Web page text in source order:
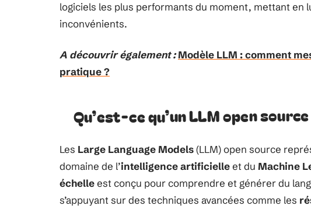
logiciels les plus performants du moment, mettant en
inconvénients.
A découvrir également : Modèle LLM : comment
pratique ?
Qu’est-ce qu’un LLM open
Les Large Language Models(LLM) open source
domaine de l’intelligence artificielleet du Machine
échelleest conçu pour comprendre et générer du
s’appuyant sur des techniques avancées comme les